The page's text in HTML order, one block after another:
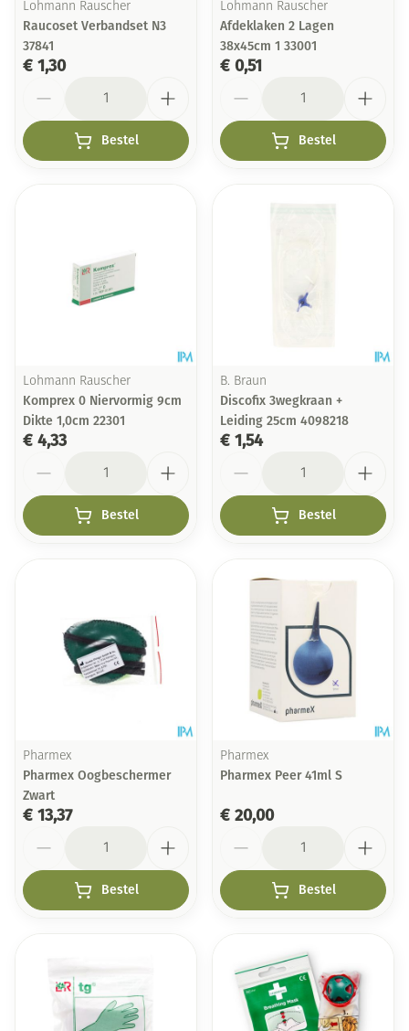
Lohmann Rauscher
Raucoset Verbandset N3
37841
€ 1,30
Bestel
Lohmann Rauscher
Afdeklaken 2 Lagen
38x45cm 1 33001
€ 0,51
Bestel
Lohmann Rauscher
Komprex 0 Niervormig 9cm
Dikte 1,0cm 22301
€ 4,33
Bestel
B. Braun
Discofix 3wegkraan +
Leiding 25cm 4098218
€ 1,54
Bestel
Pharmex
Pharmex Oogbeschermer
Zwart
€ 13,37
Bestel
Pharmex
Pharmex Peer 41ml S
€ 20,00
Bestel